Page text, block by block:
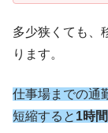
多少狭くても、
ります。
仕事場までの通
短縮すると 1時